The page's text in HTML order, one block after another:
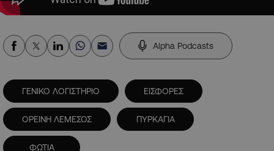
Alpha Podcasts
ΓΕΝΙΚΟ ΛΟΓΙΣΤΗΡΙΟ ΕΙΣΦΟΡΕΣ
ΟΡΕΙΝΗ ΛΕΜΕΣΟΣ ΠΥΡΚΑΓΙΑ
ΦΩΤΙΑ